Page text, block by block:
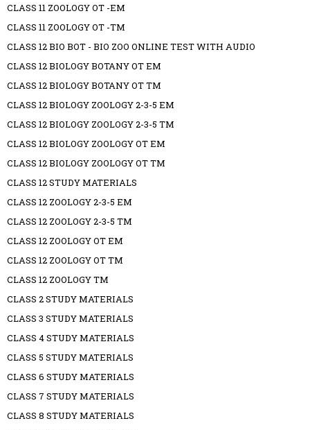
CLASS 11 ZOOLOGY OT -EM
CLASS 11 ZOOLOGY OT -TM
CLASS 12 BIO BOT - BIO ZOO ONLINE TEST WITH AUDIO
CLASS 12 BIOLOGY BOTANY OT EM
CLASS 12 BIOLOGY BOTANY OT TM
CLASS 12 BIOLOGY ZOOLOGY 2-3-5 EM
CLASS 12 BIOLOGY ZOOLOGY 2-3-5 TM
CLASS 12 BIOLOGY ZOOLOGY OT EM
CLASS 12 BIOLOGY ZOOLOGY OT TM
CLASS 12 STUDY MATERIALS
CLASS 12 ZOOLOGY 2-3-5 EM
CLASS 12 ZOOLOGY 2-3-5 TM
CLASS 12 ZOOLOGY OT EM
CLASS 12 ZOOLOGY OT TM
CLASS 12 ZOOLOGY TM
CLASS 2 STUDY MATERIALS
CLASS 3 STUDY MATERIALS
CLASS 4 STUDY MATERIALS
CLASS 5 STUDY MATERIALS
CLASS 6 STUDY MATERIALS
CLASS 7 STUDY MATERIALS
CLASS 8 STUDY MATERIALS